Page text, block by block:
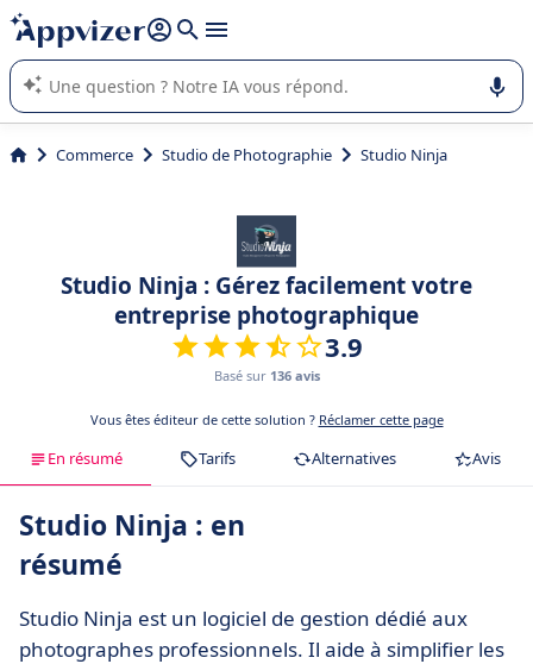
répondre (plusieurs lignes avec
L'IA de Appvizer vous guide dans l'utilisation ou la sélection de
logiciel SaaS en entreprise.
Commerce Studio de Photographie Studio Ninja
Studio Ninja : Gérez facilement votre
entreprise photographique
3.9
Basé sur 136 avis
Vous êtes éditeur de cette solution ? Réclamer cette page
En résumé Tarifs Alternatives Avis
Studio Ninja : en
résumé
Studio Ninja est un logiciel de gestion dédié aux
photographes professionnels. Il aide à simplifier les